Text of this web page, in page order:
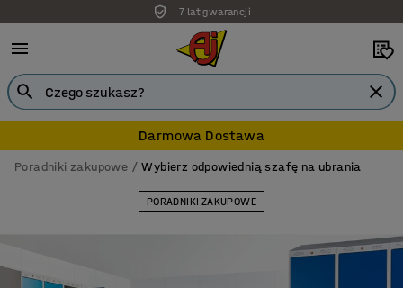
Darmowa dostawa
Darmowa Dostawa
Poradniki zakupowe Wybierz odpowiednią szafę na ubrania
PORADNIKI ZAKUPOWE